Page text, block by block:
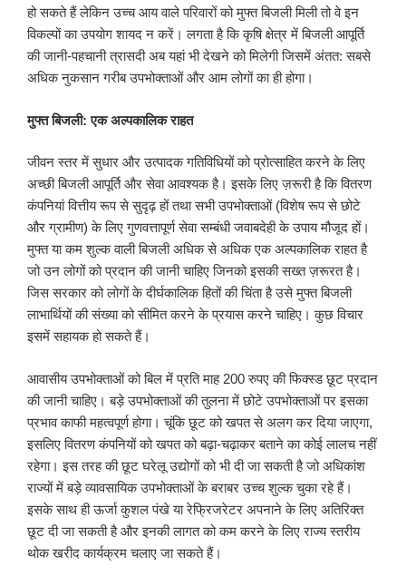
हो सकते हैं लेकिन उच्च आय वाले परिवारों को मुफ्त बिजली मिली तो वे इन
विकल्पों का उपयोग शायद न करें। लगता है कि कृषि क्षेत्र में बिजली आपूर्ति
की जानी-पहचानी त्रासदी अब यहां भी देखने को मिलेगी जिसमें अंतत: सबसे
अधिक नुकसान गरीब उपभोक्ताओं और आम लोगों का ही होगा।
मुफ्त बिजली: एक अल्पकालिक राहत
जीवन स्तर में सुधार और उत्पादक गतिविधियों को प्रोत्साहित करने के लिए
अच्छी बिजली आपूर्ति और सेवा आवश्यक है। इसके लिए ज़रूरी है कि वितरण
कंपनियां वित्तीय रूप से सुदृढ़ हों तथा सभी उपभोक्ताओं (विशेष रूप से छोटे
और ग्रामीण) के लिए गुणवत्तापूर्ण सेवा सम्बंधी जवाबदेही के उपाय मौजूद हों।
मुफ्त या कम शुल्क वाली बिजली अधिक से अधिक एक अल्पकालिक राहत है
जो उन लोगों को प्रदान की जानी चाहिए जिनको इसकी सख्त ज़रूरत है।
जिस सरकार को लोगों के दीर्घकालिक हितों की चिंता है उसे मुफ्त बिजली
लाभार्थियों की संख्या को सीमित करने के प्रयास करने चाहिए। कुछ विचार
इसमें सहायक हो सकते हैं।
आवासीय उपभोक्ताओं को बिल में प्रति माह 200 रुपए की फिक्स्ड छूट प्रदान
की जानी चाहिए। बड़े उपभोक्ताओं की तुलना में छोटे उपभोक्ताओं पर इसका
प्रभाव काफी महत्वपूर्ण होगा। चूंकि छूट को खपत से अलग कर दिया जाएगा,
इसलिए वितरण कंपनियों को खपत को बढ़ा-चढ़ाकर बताने का कोई लालच नहीं
रहेगा। इस तरह की छूट घरेलू उद्योगों को भी दी जा सकती है जो अधिकांश
राज्यों में बड़े व्यावसायिक उपभोक्ताओं के बराबर उच्च शुल्क चुका रहे हैं।
इसके साथ ही ऊर्जा कुशल पंखे या रेफ्रिजरेटर अपनाने के लिए अतिरिक्त
छूट दी जा सकती है और इनकी लागत को कम करने के लिए राज्य स्तरीय
थोक खरीद कार्यक्रम चलाए जा सकते हैं।